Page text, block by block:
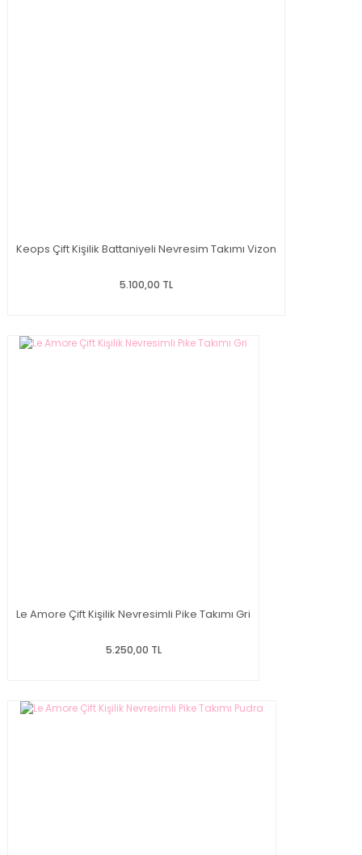
Keops Çift Kişilik Battaniyeli Nevresim Takımı Vizon
5.100,00 TL
Le Amore Çift Kişilik Nevresimli Pike Takımı Gri
5.250,00 TL